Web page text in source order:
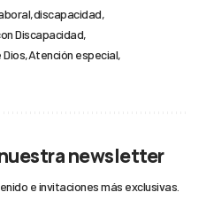
discapacidad
Discapacidad
Dios Atención especial
newsletter
e invitaciones más exclusivas.